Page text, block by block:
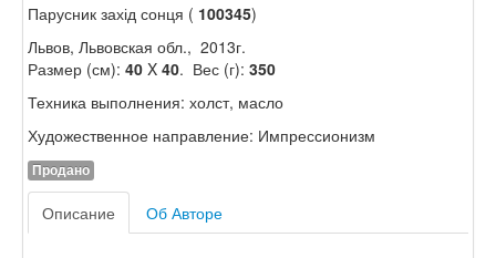
Парусник захід сонця ( 100345)
Львов, Львовская обл., 2013г.
Размер (см): 40 X 40. Вес (г): 350
Техника выполнения: холст, масло
Художественное направление: Импрессионизм
Продано
Описание Об Авторе